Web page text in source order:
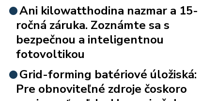
Ani kilowatthodina nazmar a 15-
ročná záruka. Zoznámte sa s
bezpečnou a inteligentnou
fotovoltikou
Grid-forming batériové úložiská:
Pre obnoviteľné zdroje čoskoro